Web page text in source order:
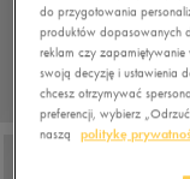
do przygotowania
produktów dopasowanych
reklam czy
swoją decyzję i ustawienia
chcesz otrzymywać
preferencji, wybierz
naszą
politykę